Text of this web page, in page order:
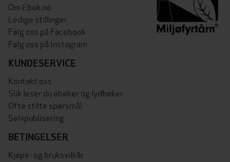
Om Ebok.no
Ledige stillinger
Følg oss på Facebook
Følg oss på Instagram
KUNDESERVICE
Kontakt oss
Slik leser du ebøker og lydbøker
Ofte stilte spørsmål
Selvpublisering
BETINGELSER
Kjøps- og bruksvilkår